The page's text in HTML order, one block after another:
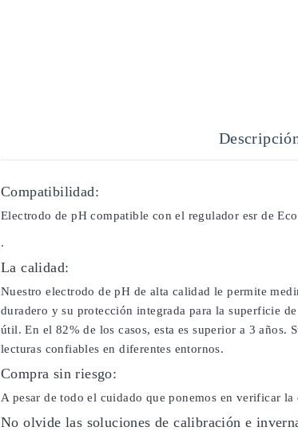
Compatibilidad:
Electrodo de pH compatible con el regulador esr de
.
La calidad:
Nuestro electrodo de pH de alta calidad le permite
duradero y su protección integrada para la superficie
útil. En el 82% de los casos, esta es superior a 3 años.
lecturas confiables en diferentes entornos.
Compra sin riesgo:
A pesar de todo el cuidado que ponemos en verificar
No olvide las soluciones de calibración e